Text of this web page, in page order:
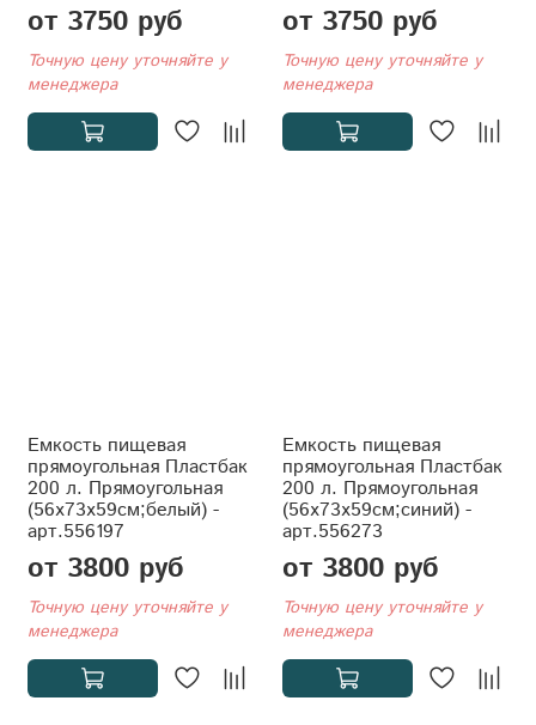
от 3750 руб
Точную цену уточняйте у
менеджера
от 3750 руб
Точную цену уточняйте у
менеджера
Емкость пищевая
прямоугольная Пластбак
200 л. Прямоугольная
(56x73x59см;белый) -
арт.556197
от 3800 руб
Точную цену уточняйте у
менеджера
Емкость пищевая
прямоугольная Пластбак
200 л. Прямоугольная
(56x73x59см;синий) -
арт.556273
от 3800 руб
Точную цену уточняйте у
менеджера